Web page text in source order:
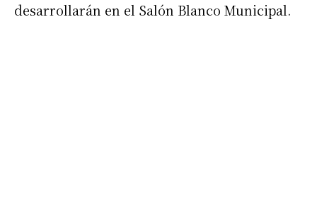
desarrollarán en el Salón Blanco Municipal.